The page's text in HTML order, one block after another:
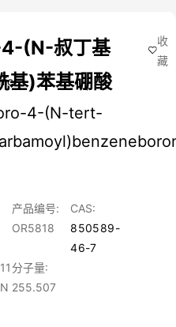
(N-叔丁基
基)苯基硼酸
4-(N-tert-
产品编号:
OR5818
CAS:
850589-
46-7
分子量:
255.507
收
藏